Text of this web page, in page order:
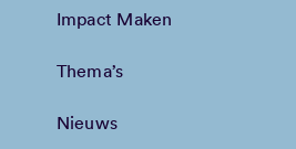
Impact Maken
Thema’s
Nieuws